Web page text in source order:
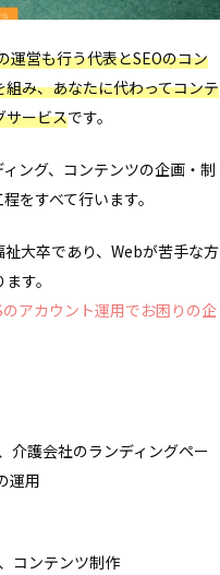
運営も行う代表とSEOのコン
み、あなたに代わってコンテ
サービスです。
ング、コンテンツの企画・制
をすべて行います。
大卒であり、Webが苦手な方
す。
アカウント運用でお困りの企
介護会社のランディングペー
運用
コンテンツ制作